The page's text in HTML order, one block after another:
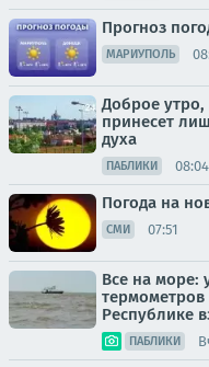
Прогноз
МАРИУПОЛЬ
Доброе утро,
принесет
духа
ПАБЛИКИ 08:04
Погода на
СМИ 07:51
Все на море:
Республике
ПАБЛИКИ